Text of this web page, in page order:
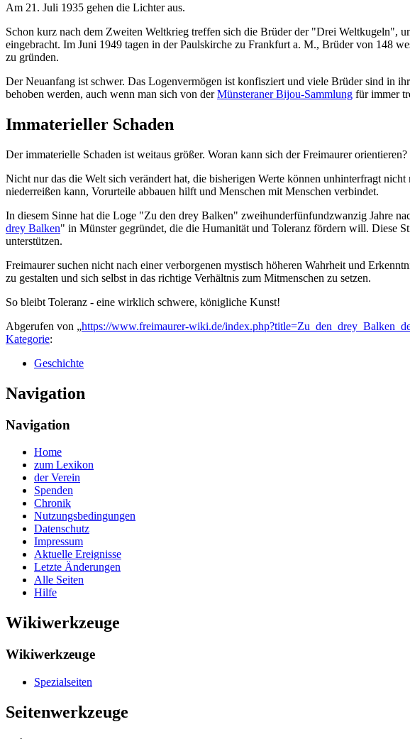
Am 21. Juli 1935 gehen die Lichter aus.
Schon kurz nach dem Zweiten Weltkrieg treffen sich die Brüder der "Drei Weltkugeln",
eingebracht. Im Juni 1949 tagen in der Paulskirche zu Frankfurt a. M., Brüder von 148
zu gründen.
Der Neuanfang ist schwer. Das Logenvermögen ist konfisziert und viele Brüder sind in
behoben werden, auch wenn man sich von derMünsteraner Bijou-Sammlung für immer
Immaterieller Schaden
Der immaterielle Schaden ist weitaus größer. Woran kann sich der Freimaurer orientieren?
Nicht nur das die Welt sich verändert hat, die bisherigen Werte können unhinterfragt
niederreißen kann, Vorurteile abbauen hilft und Menschen mit Menschen verbindet.
In diesem Sinne hat die Loge "Zu den drey Balken" zweihunderfünfundzwanzig Jahre
drey Balken" in Münster gegründet, die die Humanität und Toleranz fördern will. Diese
unterstützen.
Freimaurer suchen nicht nach einer verborgenen mystisch höheren Wahrheit und
zu gestalten und sich selbst in das richtige Verhältnis zum Mitmenschen zu setzen.
So bleibt Toleranz - eine wirklich schwere, königliche Kunst!
Abgerufen von „https://www.freimaurer-wiki.de/
Kategorie:
Geschichte
Navigation
Navigation
Home
zum Lexikon
der Verein
Spenden
Chronik
Nutzungsbedingungen
Datenschutz
Impressum
Aktuelle Ereignisse
Letzte Änderungen
Alle Seiten
Hilfe
Wikiwerkzeuge
Wikiwerkzeuge
Spezialseiten
Seitenwerkzeuge